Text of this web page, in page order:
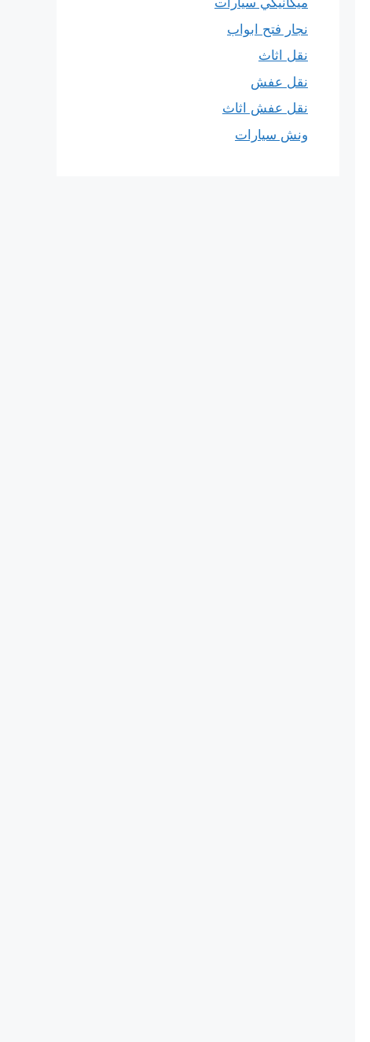
نجار فتح ابواب
نقل اثاث
نقل عفش
نقل عفش اثاث
ونش سيارات